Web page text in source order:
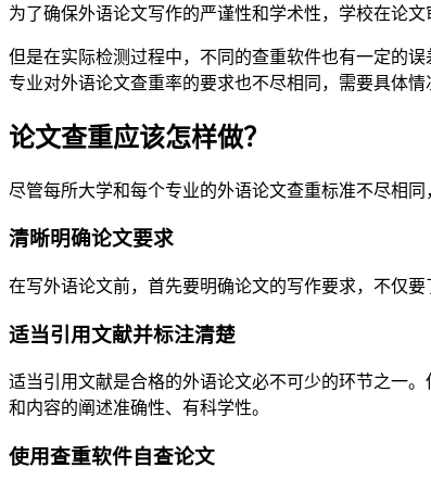
为了确保外语论文写作的严谨性和学术性，学校在论
但是在实际检测过程中，不同的查重软件也有一定的
专业对外语论文查重率的要求也不尽相同，需要具体情
论文查重应该怎样做？
尽管每所大学和每个专业的外语论文查重标准不尽相
清晰明确论文要求
在写外语论文前，首先要明确论文的写作要求，不仅
适当引用文献并标注清楚
适当引用文献是合格的外语论文必不可少的环节之一
和内容的阐述准确性、有科学性。
使用查重软件自查论文